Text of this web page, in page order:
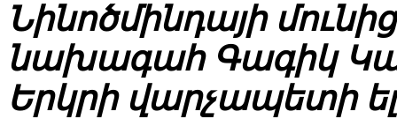
Նինոծմինդայի
նախագահ Գագիկ
Երկրի վարչապետի